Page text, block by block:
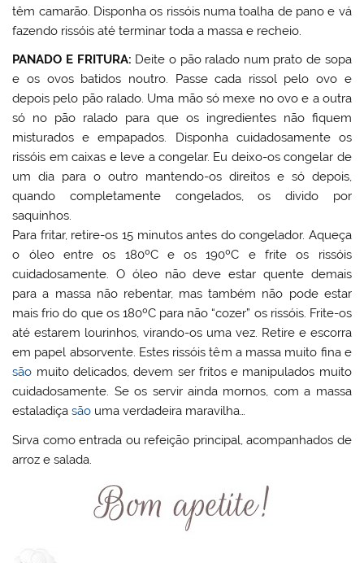
têm camarão. Disponha os rissóis numa toalha de pano e vá
fazendo rissóis até terminar toda a massa e recheio.
PANADO E FRITURA: Deite o pão ralado num prato de sopa
e os ovos batidos noutro. Passe cada rissol pelo ovo e
depois pelo pão ralado. Uma mão só mexe no ovo e a outra
só no pão ralado para que os ingredientes não fiquem
misturados e empapados. Disponha cuidadosamente os
rissóis em caixas e leve a congelar. Eu deixo-os congelar de
um dia para o outro mantendo-os direitos e só depois,
quando completamente congelados, os divido por
saquinhos.
Para fritar, retire-os 15 minutos antes do congelador. Aqueça
o óleo entre os 180ºC e os 190ºC e frite os rissóis
cuidadosamente. O óleo não deve estar quente demais
para a massa não rebentar, mas também não pode estar
mais frio do que os 180ºC para não “cozer” os rissóis. Frite-os
até estarem lourinhos, virando-os uma vez. Retire e escorra
em papel absorvente. Estes rissóis têm a massa muito fina e
são muito delicados, devem ser fritos e manipulados muito
cuidadosamente. Se os servir ainda mornos, com a massa
estaladiçasão uma verdadeira maravilha…
Sirva como entrada ou refeição principal, acompanhados de
arroz e salada.